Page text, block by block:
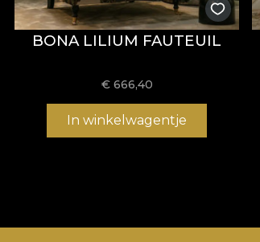
BONA LILIUM FAUTEUIL
€ 666,40
In winkelwagentje